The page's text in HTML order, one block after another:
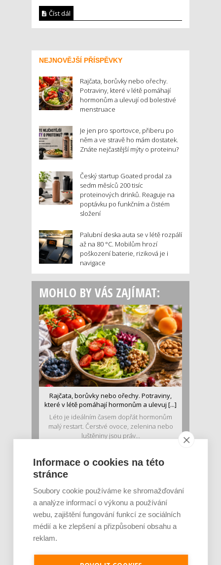
Číst dál
NEJNOVĚJŠÍ PŘÍSPĚVKY
Rajčata, borůvky nebo ořechy.
Potraviny, které v létě pomáhají
hormonům a ulevují od bolestivé
menstruace
Je jen pro sportovce, přiberu po
něm a ve stravě ho mám dostatek.
Znáte nejčastější mýty o proteinu?
Český startup Goated prodal za
sedm měsíců 200 tisíc
proteinových drinků. Reaguje na
poptávku po funkčním a čistém
složení
Palubní deska auta se v létě rozpálí
až na 80 °C. Mobilům hrozí
poškození baterie, riziková je i
navigace
MOHLO BY VÁS ZAJÍMAT:
Rajčata, borůvky nebo ořechy. Potraviny,
které v létě pomáhají hormonům a ulevuj [...]
Léto je ideálním časem dopřát hormonům
malý restart. Čerstvé ovoce, zelenina nebo
luštěniny jsou práv...
stravě ho mám dostatek. Znáte nejčastějš [...]
Informace o cookies na této
stránce
Soubory cookie používáme ke shromažďování
a analýze informací o výkonu a používání
webu, zajištění fungování funkcí ze sociálních
médií a ke zlepšení a přizpůsobení obsahu a
reklam.